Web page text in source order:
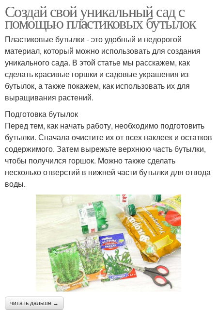
Создай свой уникальный сад с
помощью пластиковых бутылок
Пластиковые бутылки - это удобный и недорогой
материал, который можно использовать для создания
уникального сада. В этой статье мы расскажем, как
сделать красивые горшки и садовые украшения из
бутылок, а также покажем, как использовать их для
выращивания растений.
Подготовка бутылок
Перед тем, как начать работу, необходимо подготовить
бутылки. Сначала очистите их от всех наклеек и остатков
содержимого. Затем вырежьте верхнюю часть бутылки,
чтобы получился горшок. Можно также сделать
несколько отверстий в нижней части бутылки для отвода
воды.
читать дальше →